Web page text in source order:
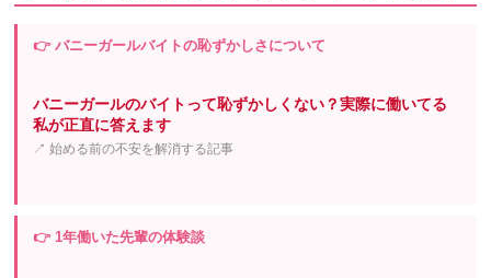
👉 バニーガールバイトの恥ずかしさについて
バニーガールのバイトって恥ずかしくない？実際に働いてる
私が正直に答えます
↗ 始める前の不安を解消する記事
👉 1年働いた先輩の体験談